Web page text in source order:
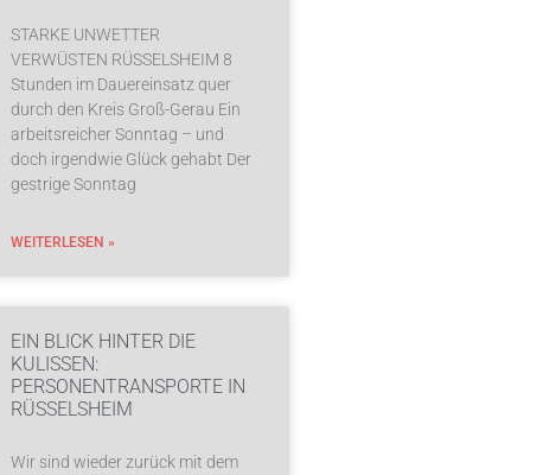
STARKE UNWETTER
VERWÜSTEN RÜSSELSHEIM 8
Stunden im Dauereinsatz quer
durch den Kreis Groß-Gerau Ein
arbeitsreicher Sonntag – und
doch irgendwie Glück gehabt Der
gestrige Sonntag
WEITERLESEN »
EIN BLICK HINTER DIE
KULISSEN:
PERSONENTRANSPORTE IN
RÜSSELSHEIM
Wir sind wieder zurück mit dem